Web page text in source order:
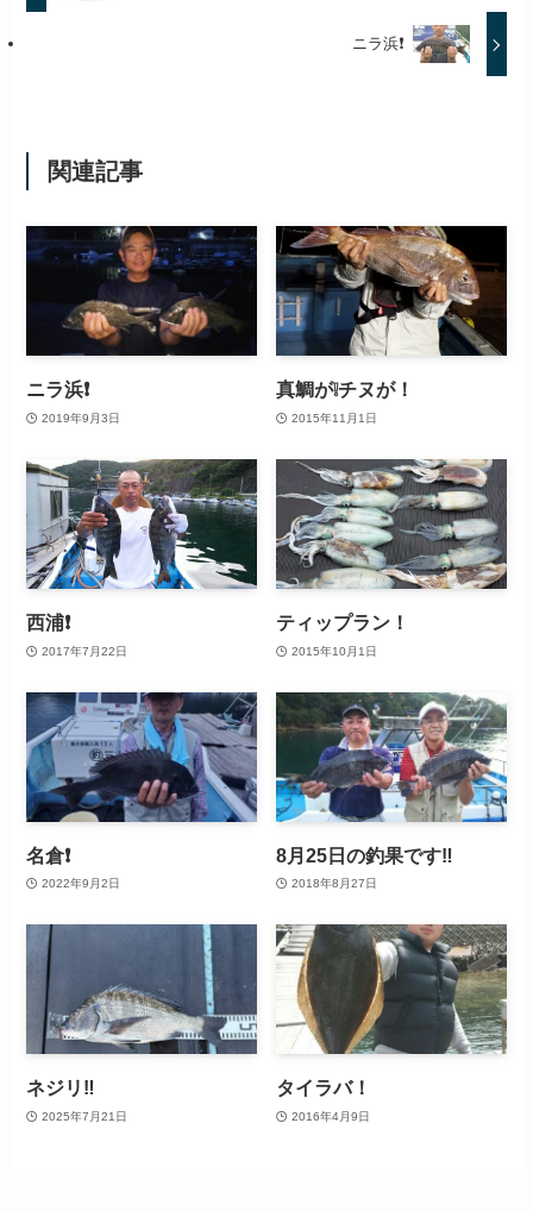
ニラ浜❗
関連記事
ニラ浜❗️
2019年9月3日
真鯛が❕チヌが！
2015年11月1日
西浦❗️
2017年7月22日
ティップラン！
2015年10月1日
名倉❗
2022年9月2日
8月25日の釣果です‼️
2018年8月27日
ネジリ‼️
2025年7月21日
タイラバ！
2016年4月9日